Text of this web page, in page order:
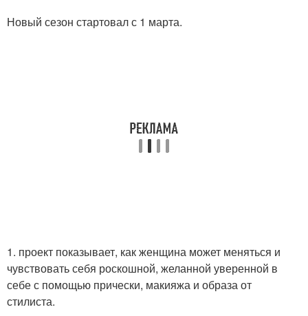
Новый сезон стартовал с 1 марта.
1. проект показывает, как женщина может меняться и
чувствовать себя роскошной, желанной уверенной в
себе с помощью прически, макияжа и образа от
стилиста.